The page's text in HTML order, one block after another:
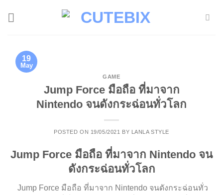
19
May
GAME
Jump Force มือถือ ที่มาจาก
Nintendo จนดังกระฉ่อนทั่วโลก
POSTED ON 19/05/2021 BY LANLA STYLE
Jump Force มือถือ ที่มาจาก Nintendo จน
ดังกระฉ่อนทั่วโลก
Jump Force มือถือ ที่มาจาก Nintendo จนดังกระฉ่อนทั่ว